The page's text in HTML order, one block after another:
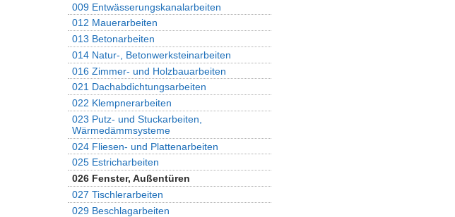
009 Entwässerungskanalarbeiten
012 Mauerarbeiten
013 Betonarbeiten
014 Natur-, Betonwerksteinarbeiten
016 Zimmer- und Holzbauarbeiten
021 Dachabdichtungsarbeiten
022 Klempnerarbeiten
023 Putz- und Stuckarbeiten,
Wärmedämmsysteme
024 Fliesen- und Plattenarbeiten
025 Estricharbeiten
026 Fenster, Außentüren
027 Tischlerarbeiten
029 Beschlagarbeiten